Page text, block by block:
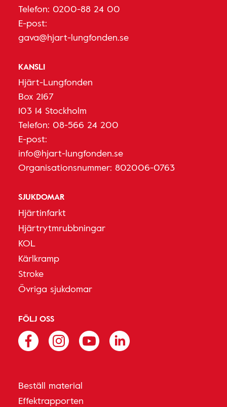
Telefon: 0200-88 24 00
E-post:
gava@hjart-lungfonden.se
KANSLI
Hjärt-Lungfonden
Box 2167
103 14 Stockholm
Telefon: 08-566 24 200
E-post:
info@hjart-lungfonden.se
Organisationsnummer: 802006-0763
SJUKDOMAR
Hjärtinfarkt
Hjärtrytmrubbningar
KOL
Kärlkramp
Stroke
Övriga sjukdomar
FÖLJ OSS
Beställ material
Effektrapporten